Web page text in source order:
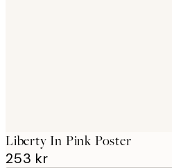
Liberty In Pink Poster
253 kr